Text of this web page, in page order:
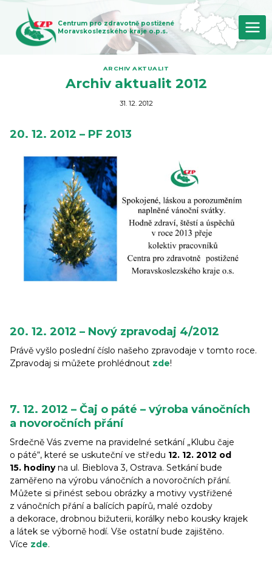
Přeskočit
obsah
Centrum pro zdravotně postižené
Moravskoslezského kraje o.p.s.
ARCHIV AKTUALIT
Archiv aktualit 2012
31. 12. 2012
20. 12. 2012 – PF 2013
20. 12. 2012 – Nový zpravodaj 4/2012
Právě vyšlo poslední číslo našeho zpravodaje v tomto roce.
Zpravodaj si můžete prohlédnout zde!
7. 12. 2012 – Čaj o páté – výroba vánočních
a novoročních přání
Srdečně Vás zveme na pravidelné setkání „Klubu čaje
o páté“, které se uskuteční ve středu 12. 12. 2012 od
15. hodinyna ul. Bieblova 3, Ostrava. Setkání bude
zaměřeno na výrobu vánočních a novoročních přání.
Můžete si přinést sebou obrázky a motivy vystřižené
z vánočních přání a balících papírů, malé ozdoby
a dekorace, drobnou bižuterii, korálky nebo kousky krajek
a látek se výborně hodí. Vše ostatní bude zajištěno.
Více zde.